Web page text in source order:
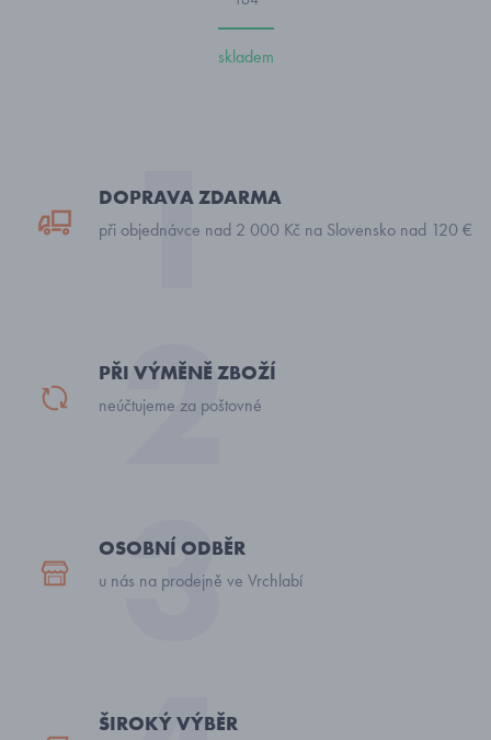
skladem
DOPRAVA ZDARMA
při objednávce nad 2 000 Kč na Slovensko nad 120 €
PŘI VÝMĚNĚ ZBOŽÍ
neúčtujeme za poštovné
OSOBNÍ ODBĚR
u nás na prodejně ve Vrchlabí
ŠIROKÝ VÝBĚR